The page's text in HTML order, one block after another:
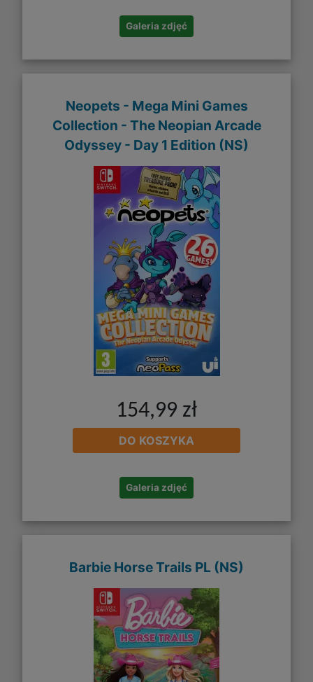
Galeria zdjęć
Neopets - Mega Mini Games
Collection - The Neopian Arcade
Odyssey - Day 1 Edition (NS)
154,99 zł
DO KOSZYKA
Galeria zdjęć
Barbie Horse Trails PL (NS)